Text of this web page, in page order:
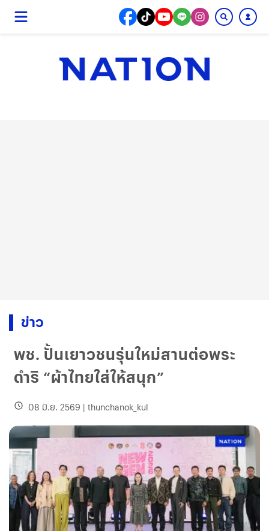
ข่าว
พช. ปั้นเยาวชนรุ่นใหม่สานต่อพระ
ดำริ “ผ้าไทยใส่ให้สนุก”
08 มิ.ย. 2569 | thunchanok_kul